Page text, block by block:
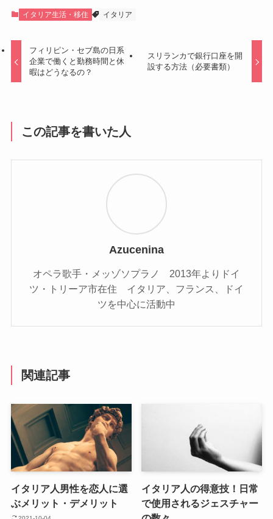
イタリア生活・移住 イタリア
フィリピン・セブ島の日系
企業で働くと勤務時間と休
暇はどうなるの？
スリランカで銀行口座を開
設する方法（必要書類）
この記事を書いた人
Azucenina
オペラ歌手・メッゾソプラノ 2013年よりドイ
ツ・トリーア市在住 イタリア、フランス、ドイ
ツを中心に活動中
関連記事
イタリア人男性を恋人に選
ぶメリット・デメリット
イタリア人の得意技！日常
で使用されるジェスチャー